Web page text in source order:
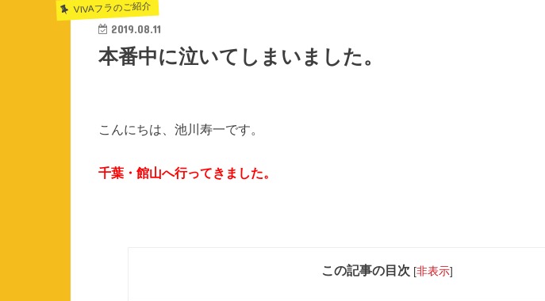
VIVAフラのご紹介
2019.08.11
本番中に泣いてしまいました。
こんにちは、池川寿一です。
千葉・館山へ行ってきました。
この記事の目次 [非表示]